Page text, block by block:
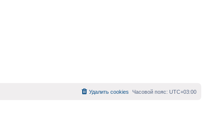
Часовой пояс: UTC+03:00
Удалить cookies